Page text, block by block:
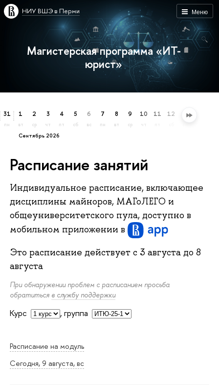
Меню
НИУ ВШЭ в Перми
Магистерская программа «ИТ-
юрист»
31
пн
сентябрь 2026
1
вт
2
ср
3
чт
4
пт
5
сб
6
вс
7
пн
8
вт
9
ср
10
чт
11 12 13
Расписание на модуль
Сегодня, 9 августа, вс
Расписание занятий
Индивидуальное расписание, включающее
дисциплины майноров, МАГоЛЕГО и
общеуниверситетского пула, доступно в
мобильном приложении в
Это расписание действует с 3 августа до 8
августа
При обнаружении проблем с расписанием просьба
обратиться в службу поддержки
Курс , группа